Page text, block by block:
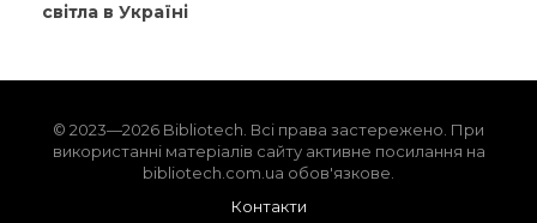
світла в Україні
© 2023—2026 Bibliotech. Всі права застережено. При
використанні матеріалів сайту активне посилання на
bibliotech.com.ua обов'язкове.
Контакти